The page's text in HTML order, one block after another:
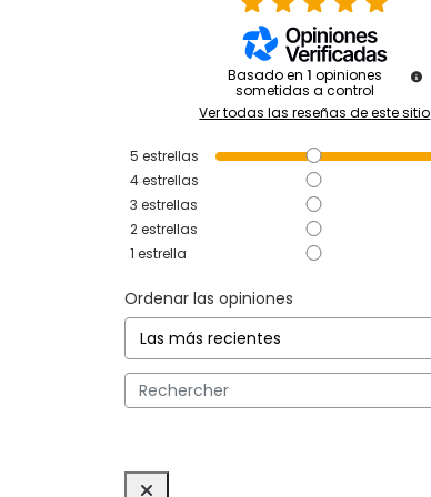
Basado en 1 opiniones
sometidas a control
Ver todas las reseñas de este sitio
5 estrellas
4estrellas
3 estrellas
2estrellas
1 estrella
Ordenar las opiniones